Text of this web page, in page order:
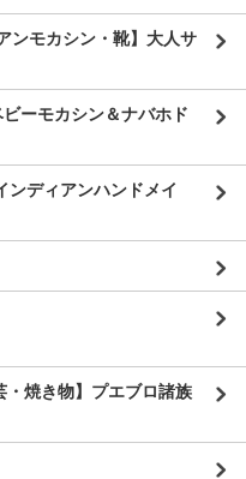
ンモカシン・靴】大人サ
ーモカシン＆ナバホド
ンディアンハンドメイ
焼き物】プエブロ諸族